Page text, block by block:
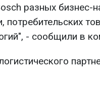
разных бизнес-
потребительских
- сообщили в